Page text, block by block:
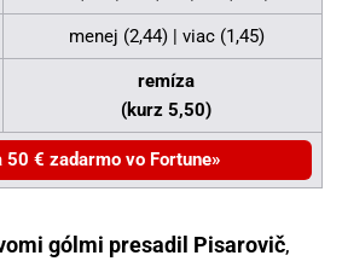
menej (2,44) | viac (1,45)
remíza
(kurz 5,50)
50 € zadarmo vo Fortune
gólmi presadil Pisarovič,